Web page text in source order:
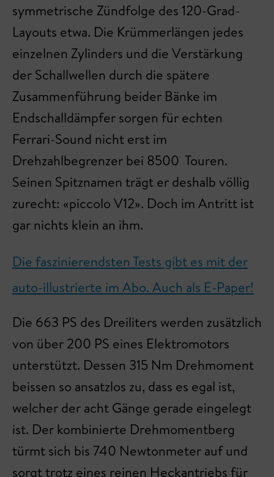
symmetrische Zündfolge des 120-Grad-
Layouts etwa. Die Krümmerlängen jedes
einzelnen Zylinders und die Verstärkung
der Schallwellen durch die spätere
Zusammenführung beider Bänke im
Endschalldämpfer sorgen für echten
Ferrari-Sound nicht erst im
Drehzahlbegrenzer bei 8500 Touren.
Seinen Spitznamen trägt er deshalb völlig
zurecht: «piccolo V12». Doch im Antritt ist
gar nichts klein an ihm.
Die faszinierendsten Tests gibt es mit der
auto-illustrierte im Abo. Auch als E-Paper!
Die 663 PS des Dreiliters werden zusätzlich
von über 200 PS eines Elektromotors
unterstützt. Dessen 315 Nm Drehmoment
beissen so ansatzlos zu, dass es egal ist,
welcher der acht Gänge gerade eingelegt
ist. Der kombinierte Drehmomentberg
türmt sich bis 740 Newtonmeter auf und
sorgt trotz eines reinen Heckantriebs für